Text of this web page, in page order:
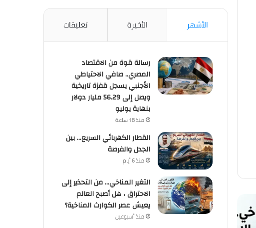
الأشهر الأخيرة تعليقات
رسالة قوة من الاقتصاد
المصري.. صافي الاحتياطي
الأجنبي يسجل قفزة تاريخية
ويصل إلى 56.29 مليار دولار
بنهاية يوليو
منذ 18 ساعة
القطار الكهربائي السريع… بين
الجدل والفرصة
منذ 6 أيام
التغير المناخي… من التحذير إلى
الاحتراق ، هل أصبح العالم
يعيش عصر الكوارث المناخية؟
منذ أسبوعين